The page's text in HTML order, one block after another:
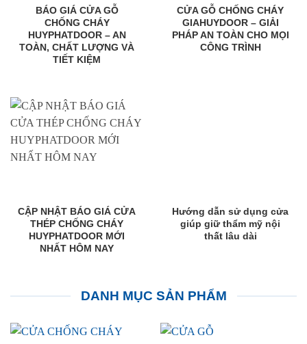
BÁO GIÁ CỬA GỖ
CHỐNG CHÁY
HUYPHATDOOR – AN
TOÀN, CHẤT LƯỢNG VÀ
TIẾT KIỆM
CỬA GỖ CHỐNG CHÁY
GIAHUYDOOR – GIẢI
PHÁP AN TOÀN CHO MỌI
CÔNG TRÌNH
CẬP NHẬT BÁO GIÁ CỬA
THÉP CHỐNG CHÁY
HUYPHATDOOR MỚI
NHẤT HÔM NAY
Hướng dẫn sử dụng cửa
giúp giữ thẩm mỹ nội
thất lâu dài
DANH MỤC SẢN PHẨM